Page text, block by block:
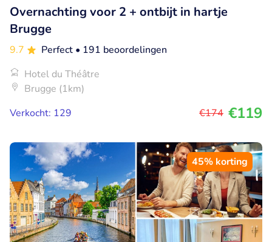
Overnachting voor 2 + ontbijt in hartje
Brugge
9.7 Perfect • 191 beoordelingen
Hotel du Théâtre
Brugge (1km)
Verkocht: 129
€174 €119
45% korting